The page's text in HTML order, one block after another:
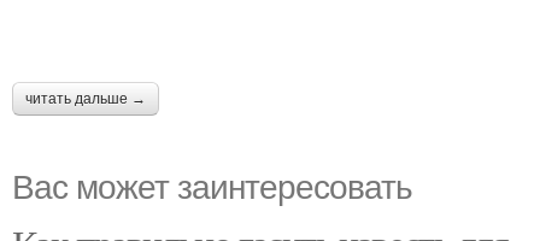
читать дальше →
Вас может заинтересовать